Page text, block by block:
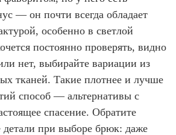
— он почти всегда обладает
особенно в светлой
постоянно проверять, видно
нет, выбирайте вариации из
тканей. Такие плотнее и лучше
способ — альтернативы с
спасение. Обратите
детали при выборе брюк: даже